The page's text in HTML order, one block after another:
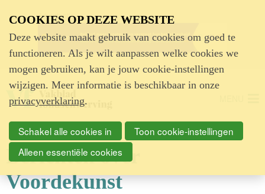
Advertentie
Berichten over
Voordekunst
COOKIES OP DEZE WEBSITE
Deze website maakt gebruik van cookies om goed te
functioneren. Als je wilt aanpassen welke cookies we
mogen gebruiken, kan je jouw cookie-instellingen
wijzigen. Meer informatie is beschikbaar in onze
privacyverklaring.
Schakel alle cookies in
Toon cookie-instellingen
Alleen essentiële cookies